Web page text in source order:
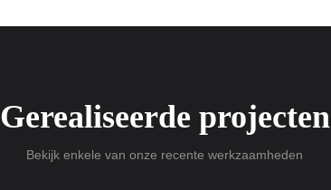
Gerealiseerde projecten
Bekijk enkele van onze recente werkzaamheden